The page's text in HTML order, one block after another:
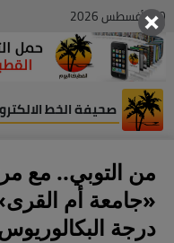
10 , أغسطس 2026
صحيفة الخط
من التوبي.. مع
«جامعة أم
درجة